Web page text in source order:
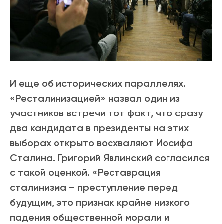
И еще об исторических параллелях.
«Ресталинизацией» назвал один из
участников встречи тот факт, что сразу
два кандидата в президенты на этих
выборах открыто восхваляют Иосифа
Сталина. Григорий Явлинский согласился
с такой оценкой. «Реставрация
сталинизма – преступление перед
будущим, это признак крайне низкого
падения общественной морали и